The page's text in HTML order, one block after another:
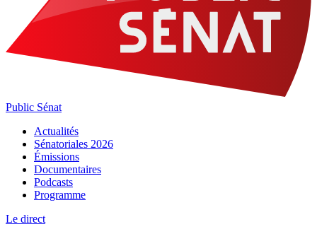
Public Sénat
Actualités
Sénatoriales 2026
Émissions
Documentaires
Podcasts
Programme
Le direct